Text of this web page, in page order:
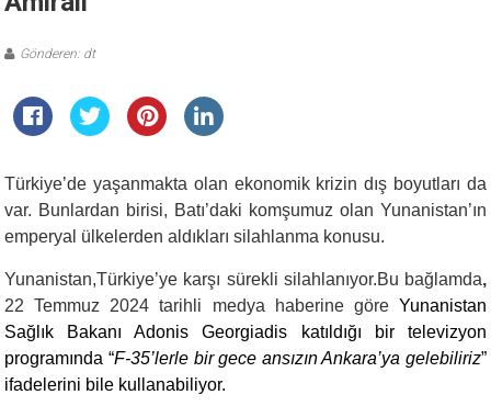
Gönderen: dt
Türkiye’de yaşanmakta olan ekonomik krizin dış boyutları da
var. Bunlardan birisi, Batı’daki komşumuz olan Yunanistan’ın
emperyal ülkelerden aldıkları silahlanma konusu.
Yunanistan,Türkiye’ye karşı sürekli silahlanıyor.Bu bağlamda,
22 Temmuz 2024 tarihli medya haberine göre Yunanistan
Sağlık Bakanı Adonis Georgiadis katıldığı bir televizyon
programında “F-35’lerle bir gece ansızın Ankara’ya gelebiliriz”
ifadelerini bile kullanabiliyor.